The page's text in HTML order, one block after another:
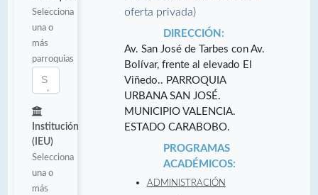
Selecciona
una o
más
parroquias
Institución
(IEU)
Selecciona
una o
más
oferta privada)
DIRECCIÓN:
Av. San José de Tarbes con Av.
Bolívar, frente al elevado El
Viñedo.. PARROQUIA
URBANA SAN JOSÉ.
MUNICIPIO VALENCIA.
ESTADO CARABOBO.
PROGRAMAS
ACADÉMICOS:
ADMINISTRACIÓN